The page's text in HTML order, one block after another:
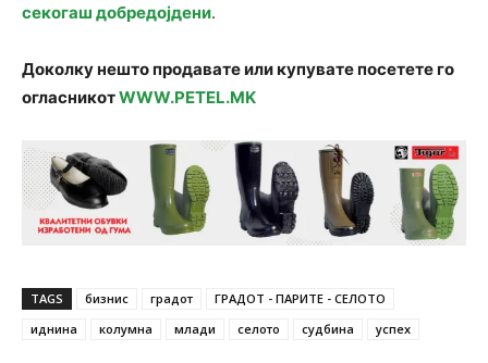
секогаш добредојдени.
Доколку нешто продавате или купувате посетете го
огласникотWWW.PETEL.MK
TAGS бизнис градот
ГРАДОТ - ПАРИТЕ - СЕЛОТО
иднина
колумна млади селото судбина успех